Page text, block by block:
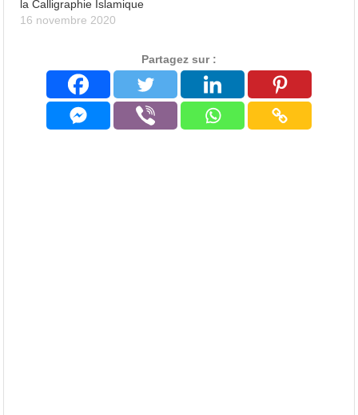
la Calligraphie Islamique
16 novembre 2020
Partagez sur :